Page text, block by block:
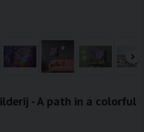
- A path in a colorful